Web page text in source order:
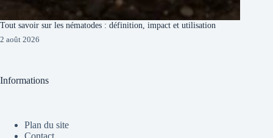
Tout savoir sur les nématodes : définition, impact et utilisation
2 août 2026
Informations
Plan du site
Contact